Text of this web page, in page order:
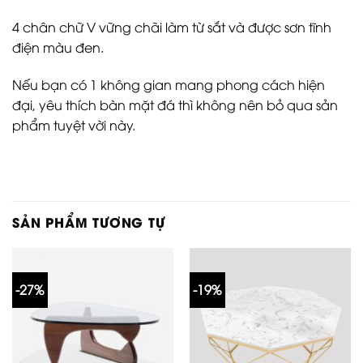
4 chân chữ V vững chãi làm từ sắt và được sơn tĩnh
điện màu đen.
Nếu bạn có 1 không gian mang phong cách hiện
đại, yêu thích bàn mặt đá thì không nên bỏ qua sản
phẩm tuyệt vời này.
SẢN PHẨM TƯƠNG TỰ
-27% -19%